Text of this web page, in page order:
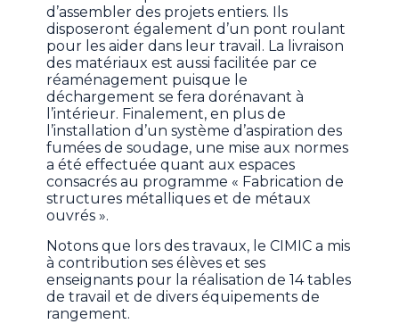
d’assembler des projets entiers. Ils
disposeront également d’un pont roulant
pour les aider dans leur travail. La livraison
des matériaux est aussi facilitée par ce
réaménagement puisque le
déchargement se fera dorénavant à
l’intérieur. Finalement, en plus de
l’installation d’un système d’aspiration des
fumées de soudage, une mise aux normes
a été effectuée quant aux espaces
consacrés au programme « Fabrication de
structures métalliques et de métaux
ouvrés ».
Notons que lors des travaux, le CIMIC a mis
à contribution ses élèves et ses
enseignants pour la réalisation de 14 tables
de travail et de divers équipements de
rangement.